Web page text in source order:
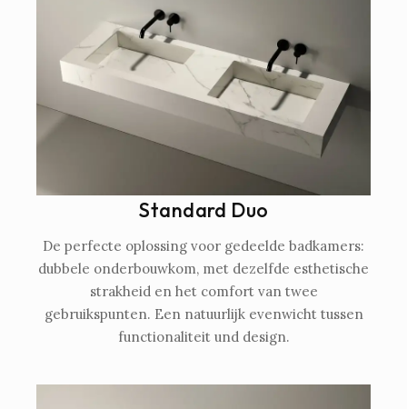
Standard Duo
De perfecte oplossing voor gedeelde badkamers:
dubbele onderbouwkom, met dezelfde esthetische
strakheid en het comfort van twee
gebruikspunten. Een natuurlijk evenwicht tussen
functionaliteit und design.